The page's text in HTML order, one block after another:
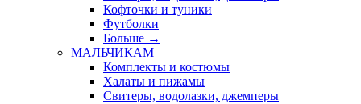
Кофточки и туники
Футболки
Больше →
МАЛЬЧИКАМ
Комплекты и костюмы
Халаты и пижамы
Свитеры, водолазки, джемперы